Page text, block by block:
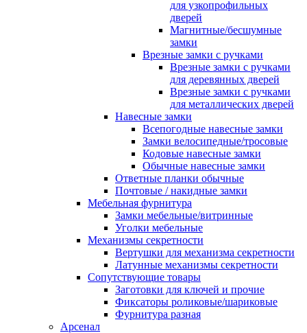
для узкопрофильных
дверей
Магнитные/бесшумные
замки
Врезные замки с ручками
Врезные замки с ручками
для деревянных дверей
Врезные замки с ручками
для металлических дверей
Навесные замки
Всепогодные навесные замки
Замки велосипедные/тросовые
Кодовые навесные замки
Обычные навесные замки
Ответные планки обычные
Почтовые / накидные замки
Мебельная фурнитура
Замки мебельные/витринные
Уголки мебельные
Механизмы секретности
Вертушки для механизма секретности
Латунные механизмы секретности
Сопутствующие товары
Заготовки для ключей и прочие
Фиксаторы роликовые/шариковые
Фурнитура разная
Арсенал